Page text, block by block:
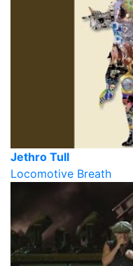
Jethro Tull
Locomotive Breath